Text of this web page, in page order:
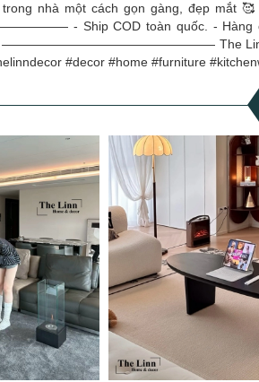
trong nhà một cách gọn gàng, đẹp
Ship COD toàn quốc. - Hàng chính
————————————————— The Linn
#decor #home #furniture